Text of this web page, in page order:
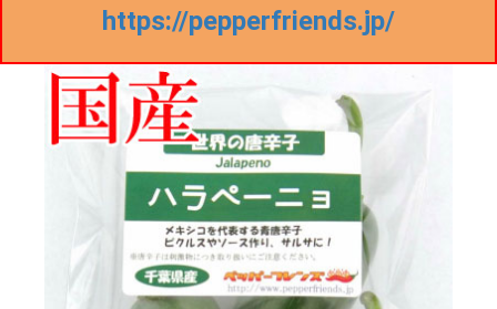
https://pepperfriends.jp/